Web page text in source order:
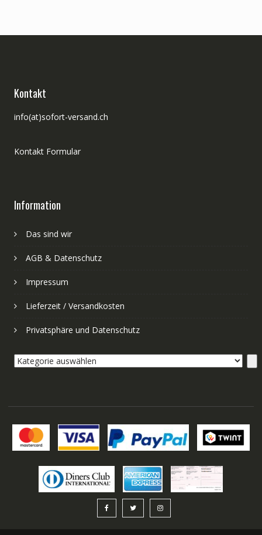
Kontakt
info(at)sofort-versand.ch
Kontakt Formular
Information
Das sind wir
AGB & Datenschutz
Impressum
Lieferzeit / Versandkosten
Privatsphäre und Datenschutz
Kategorie